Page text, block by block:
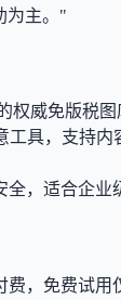
为主。"
权威免版税
工具，支持内
全，适合企业
费，免费试用